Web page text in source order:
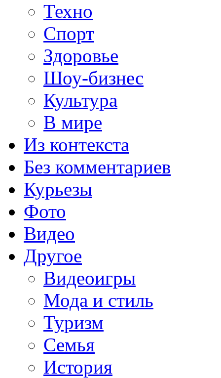
Техно
Спорт
Здоровье
Шоу-бизнес
Культура
В мире
Из контекста
Без комментариев
Курьезы
Фото
Видео
Другое
Видеоигры
Мода и стиль
Туризм
Семья
История